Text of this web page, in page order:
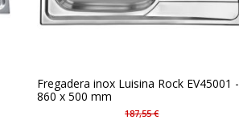
Fregadera inox Luisina Rock EV45001 -
860 x 500 mm
187,55 €